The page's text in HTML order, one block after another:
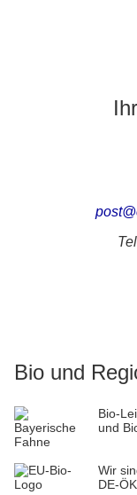
Bio und
Bio-
und
Wir
DE-